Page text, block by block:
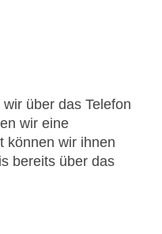
über das Telefon
wir eine
können wir ihnen
bereits über das